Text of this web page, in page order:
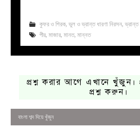
কুফর ও শিরক, ভুল ও ভ্রান্ত ধারণা নিরসন, ভ্রান্ত
পীর, মাজার, মানত, মান্নত
প্রশ্ন করার আগে এখানে খুঁজুন।
প্রশ্ন করুন।